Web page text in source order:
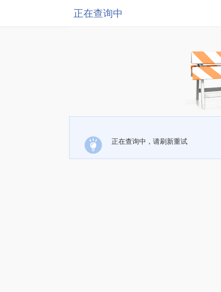
正在查询中
正在查询中，请刷新重试